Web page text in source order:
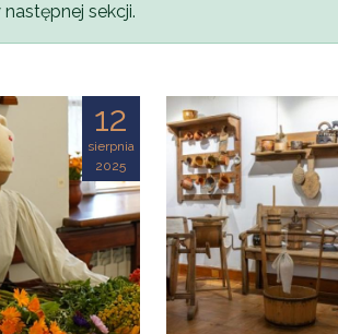
sekcji.
12
sierpnia
2025